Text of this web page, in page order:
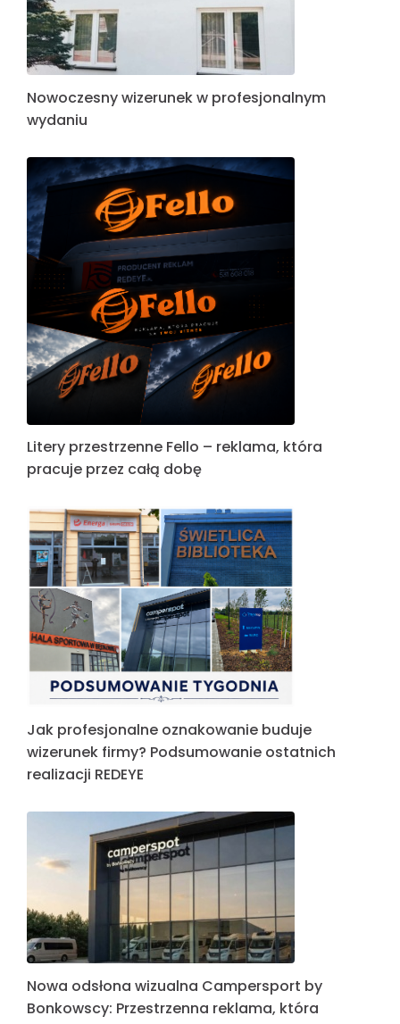
Nowoczesny wizerunek w profesjonalnym
wydaniu
Litery przestrzenne Fello – reklama, która
pracuje przez całą dobę
Jak profesjonalne oznakowanie buduje
wizerunek firmy? Podsumowanie ostatnich
realizacji REDEYE
Nowa odsłona wizualna Campersport by
Bonkowscy: Przestrzenna reklama, która